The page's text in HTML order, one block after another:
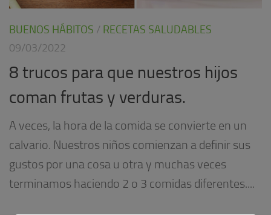
BUENOS HÁBITOS / RECETAS SALUDABLES
09/03/2022
8 trucos para que nuestros hijos
coman frutas y verduras.
A veces, la hora de la comida se convierte en un
calvario. Nuestros niños comienzan a definir sus
gustos por una cosa u otra y muchas veces
terminamos haciendo 2 o 3 comidas diferentes....